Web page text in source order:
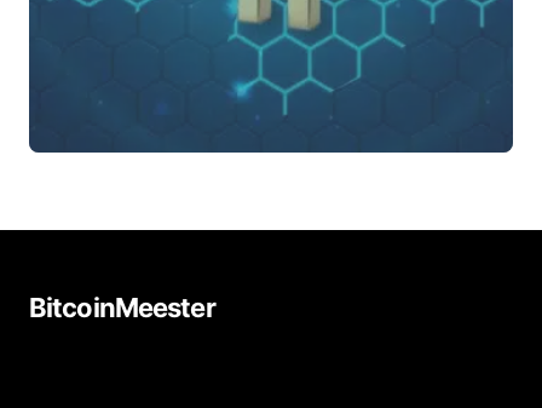
BitcoinMeester